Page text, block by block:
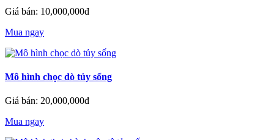
Giá bán: 10,000,000đ
Mua ngay
Mô hình chọc dò tủy sống
Giá bán: 20,000,000đ
Mua ngay